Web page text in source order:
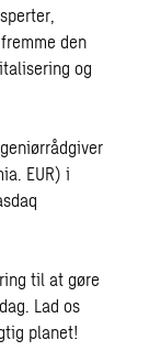
den
og
EUR) i
til at gøre
Lad os
planet!